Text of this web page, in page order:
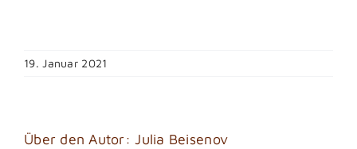
19. Januar 2021
Über den Autor:Julia Beisenov